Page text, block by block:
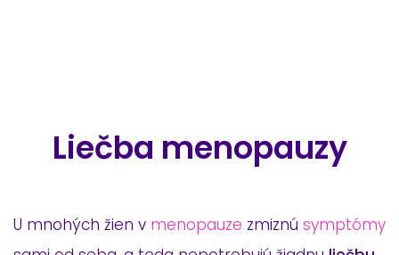
Liečba menopauzy
U mnohých žien v menopauze zmiznú symptómy